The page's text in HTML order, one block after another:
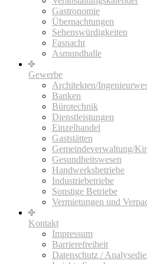
Gastronomie
Übernachtungen
Sehenswürdigkeiten
Fasnacht
Asmundhalle
Gewerbe
Architekten/
Banken
Bürotechnik
Dienstleistungen
Einzelhandel
Gaststätten
Gemeindeverwaltung/
Gesundheitswesen
Handwerksbetriebe
Industriebetriebe
Sonstige Betriebe
Vermietungen und
Kontakt
Impressum
Barrierefreiheit
Datenschutz /